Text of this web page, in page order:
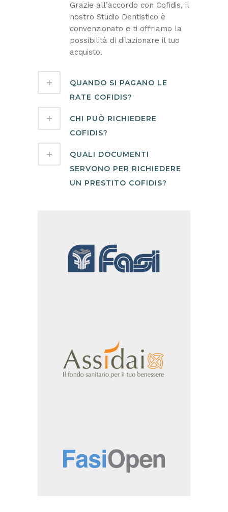
Grazie all’accordo con Cofidis, il
nostro Studio Dentistico è
convenzionato e ti offriamo la
possibilità di dilazionare il tuo
acquisto.
QUANDO SI PAGANO LE
RATE COFIDIS?
CHI PUÒ RICHIEDERE
COFIDIS?
QUALI DOCUMENTI
SERVONO PER RICHIEDERE
UN PRESTITO COFIDIS?